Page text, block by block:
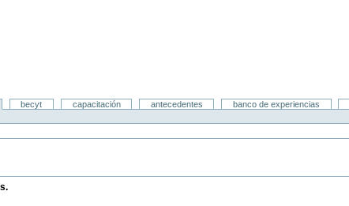
becyt capacitación antecedentes banco de experiencias